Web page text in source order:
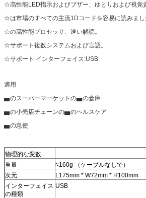
☆高性能LED指示およびブザー、ゆとりおよび視覚
☆は市場のすべての主流1Dコードを容易に読みまし
☆の高性能プロセッサ、速い解読。
☆サポート複数システムおよび言語。
☆サポート インターフェイス:USB.
適用
▅のスーパーマーケットの▅の倉庫
▅の小売店チェーンの▅のヘルスケア
▅の急使
物理的な変数
重量
≈160g （ケーブルなしで）
次元
L175mm * W72mm * H100mm
インターフェイス
の種類
USB